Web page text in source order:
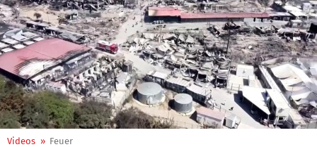
Videos » Feuer